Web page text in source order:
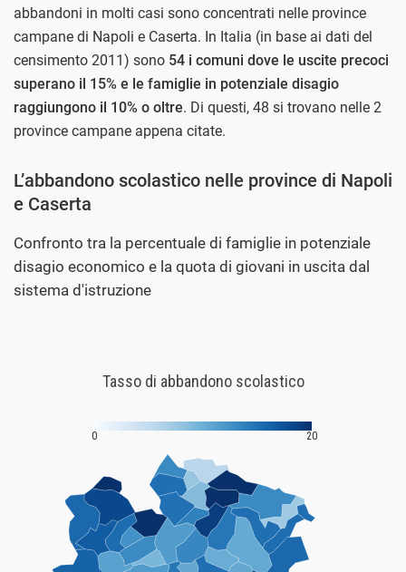
abbandoni in molti casi sono concentrati nelle province
campane di Napoli e Caserta. In Italia (in base ai dati del
censimento 2011) sono 54 i comuni dove le uscite precoci
superano il 15% e le famiglie in potenziale disagio
raggiungono il 10% o oltre. Di questi, 48 si trovano nelle 2
province campane appena citate.
L’abbandono scolastico nelle province di Napoli
e Caserta
Confronto tra la percentuale di famiglie in potenziale
disagio economico e la quota di giovani in uscita dal
sistema d'istruzione